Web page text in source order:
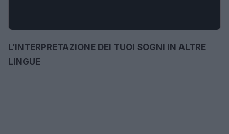
L’INTERPRETAZIONE DEI TUOI SOGNI IN ALTRE
LINGUE